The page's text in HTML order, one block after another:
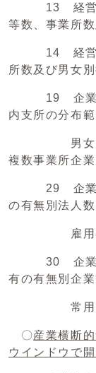
13 経営組
等数、事業所
14 経営組
所数及び男女
19 企業産業
内支所の分布
男女別従業
複数事業所企業
29 企業産
の有無別法人
雇用者
30 企業産
有の有無別企
常用雇用者
〇産業横断
ウインドウで開